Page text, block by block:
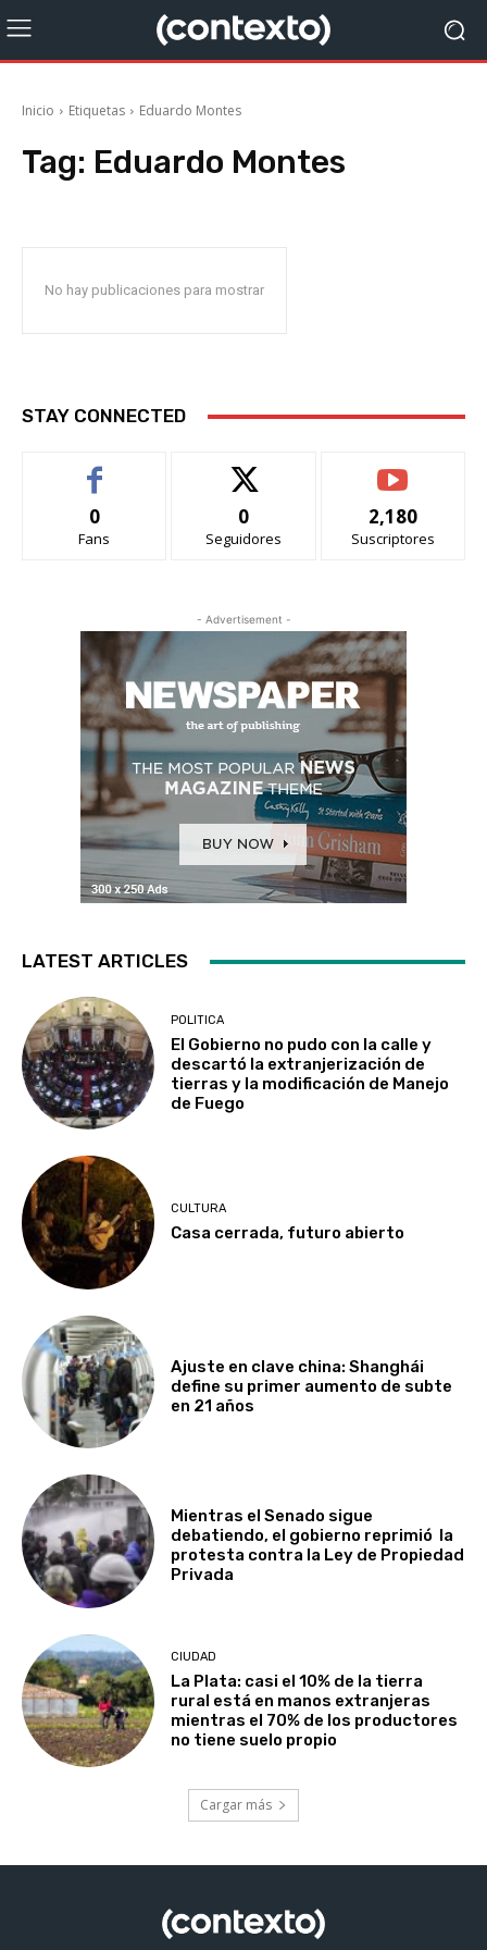
Inicio Etiquetas Eduardo Montes
Tag: Eduardo Montes
No hay publicaciones para mostrar
STAY CONNECTED
0
Fans
0
Seguidores
2,180
Suscriptores
- Advertisement -
LATEST ARTICLES
POLITICA
El Gobierno no pudo con la calle y
descartó la extranjerización de
tierras y la modificación de Manejo
de Fuego
CULTURA
Casa cerrada, futuro abierto
Ajuste en clave china: Shanghái
define su primer aumento de subte
en 21 años
Mientras el Senado sigue
debatiendo, el gobierno reprimió la
protesta contra la Ley de Propiedad
Privada
CIUDAD
La Plata: casi el 10% de la tierra
rural está en manos extranjeras
mientras el 70% de los productores
no tiene suelo propio
Cargar más